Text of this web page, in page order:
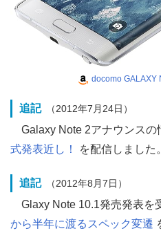
docomo GALAXY
追記 （2012年7月24日）
Galaxy Note 2アナウンスの
式発表近し！
を配信しました。
追記 （2012年8月7日）
Glaxy Note 10.1発売発表を
から半年に渡るスペック変遷